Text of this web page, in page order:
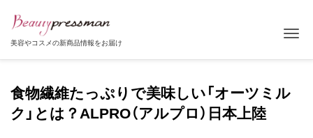
美容やコスメの新商品情報をお届け
食物繊維たっぷりで美味しい「オーツミル
ク」とは？ALPRO（アルプロ）日本上陸